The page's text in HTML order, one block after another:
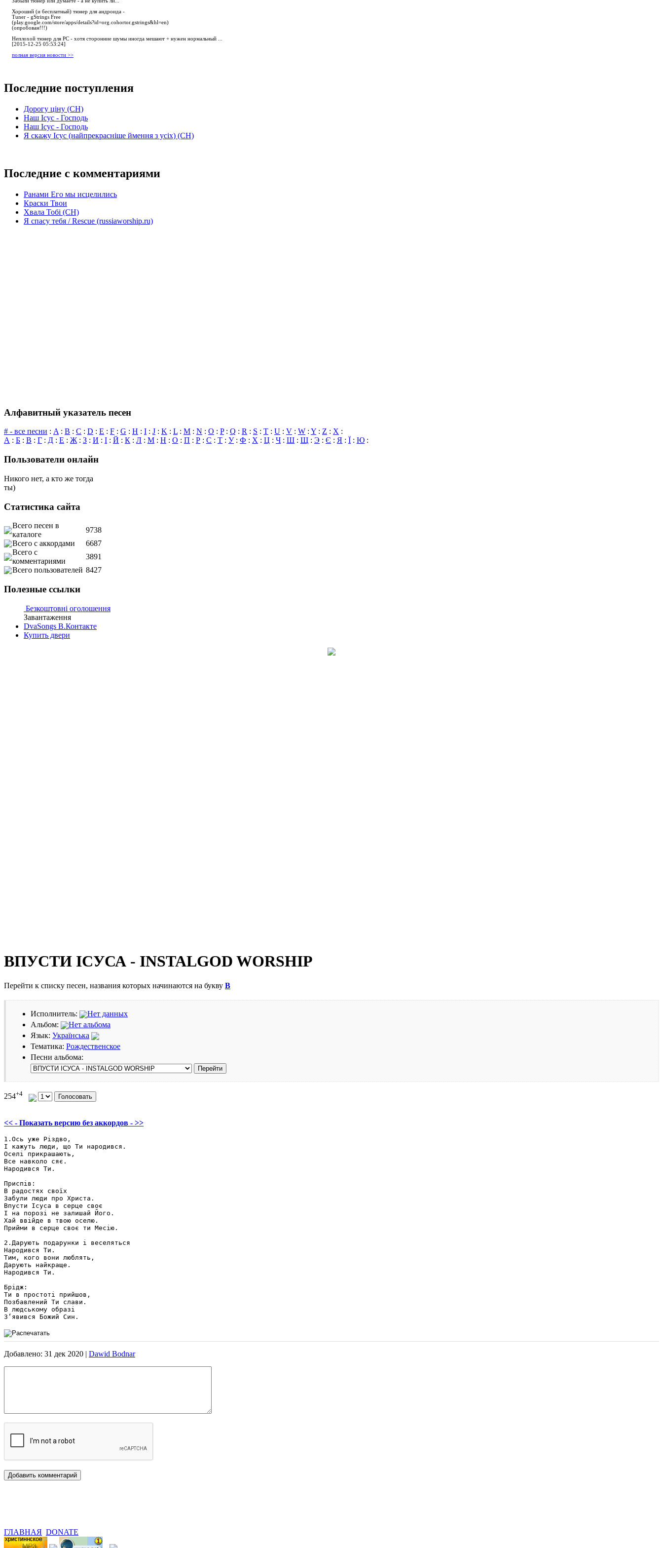
Хороший (и бесплатный) тюнер для андроида -
Tuner - gStrings Free
(play.google.com/store/apps/details?id=org.cohortor.gstrings&hl=en)
(опробован!!!)
Неплохой тюнер для РС - хотя сторонние шумы иногда мешают + нужен нормальный ...
[2015-12-25 05:53:24]
полная версия новости >>
Последние поступления
Дорогу ціну (СН)
Наш Ісус - Господь
Наш Ісус - Господь
Я скажу Ісус (найпрекрасніше ймення з усіх) (СН)
Последние с комментариями
Ранами Его мы исцелились
Краски Твои
Хвала Тобі (СН)
Я спасу тебя / Rescue (russiaworship.ru)
Алфавитный указатель песен
# - все песни : A: B : C : D : E : F : G : H : I : J : K : L : M : N : O : P: Q : R : S : T : U : V : W : Y : Z : X :
А : Б : В : Г : Д : Е : Ж: З : И : І : Й : К : Л : М : Н : О : П : Р : С : Т : У: Ф : Х : Ц : Ч : Ш : Щ : Э : Є : Я : Ї : Ю :
Пользователи онлайн
Никого нет, а кто же тогда
ты)
Статистика сайта
Всего песен в
каталоге
9738
Всего с аккордами
6687
Всего с
комментариями
3891
Всего пользователей 8427
Полезные ссылки
Безкоштовні оголошення
Завантаження
DvaSongs В.Контакте
Купить двери
ВПУСТИ ІСУСА - INSTALGOD WORSHIP
Перейти к списку песен, названия которых начинаются на букву В
Исполнитель:
Нет данных
Альбом:
Нет альбома
Язык: Українська
Тематика: Рождественское
Песни альбома:
254+4
<< - Показать версию без аккордов - >>
1.Ось уже Різдво,
І кажуть люди, що Ти народився.
Оселі прикрашають,
Все навколо сяє.
Народився Ти.
Приспів:
В радостях своїх
Забули люди про Христа.
Впусти Ісуса в серце своє
І на порозі не залишай Його.
Хай ввійде в твою оселю.
Прийми в серце своє ти Месію.
2.Дарують подарунки і веселяться
Народився Ти.
Тим, кого вони люблять,
Дарують найкраще.
Народився Ти.
Брідж:
Ти в простоті прийшов,
Позбавлений Ти слави.
В людському образі
Добавлено: 31 дек 2020 | Dawid Bodnar
ГЛАВНАЯ DONATE